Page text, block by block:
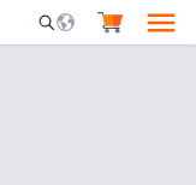
Mobile Search